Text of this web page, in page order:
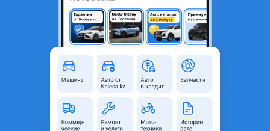
Toyota Highlander 2013 года
14 200 000 ₸
Объявление находится в архиве и может быть
Алматы, Алматинская